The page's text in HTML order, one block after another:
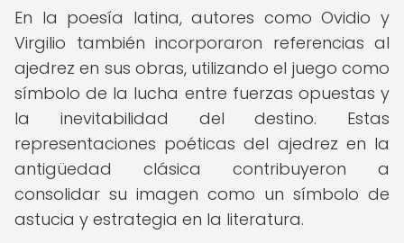
En la poesía latina, autores como Ovidio y
Virgilio también incorporaron referencias al
ajedrez en sus obras, utilizando el juego como
símbolo de la lucha entre fuerzas opuestas y
la inevitabilidad del destino. Estas
representaciones poéticas del ajedrez en la
antigüedad clásica contribuyeron a
consolidar su imagen como un símbolo de
astucia y estrategia en la literatura.